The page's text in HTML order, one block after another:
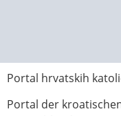
Portal hrvatskih
Portal der